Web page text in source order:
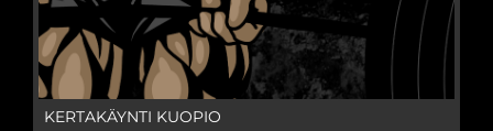
KERTAKÄYNTI KUOPIO